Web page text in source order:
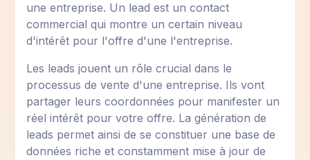
une entreprise. Un lead est un contact
commercial qui montre un certain niveau
d'intérêt pour l'offre d'une l'entreprise.
Les leads jouent un rôle crucial dans le
processus de vente d'une entreprise. Ils vont
partager leurs coordonnées pour manifester un
réel intérêt pour votre offre. La génération de
leads permet ainsi de se constituer une base de
données riche et constamment mise à jour de